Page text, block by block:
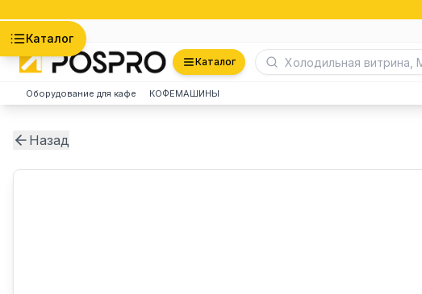
Каталог
Каталог
Оборудование для кафе КОФЕМАШИНЫ
Назад